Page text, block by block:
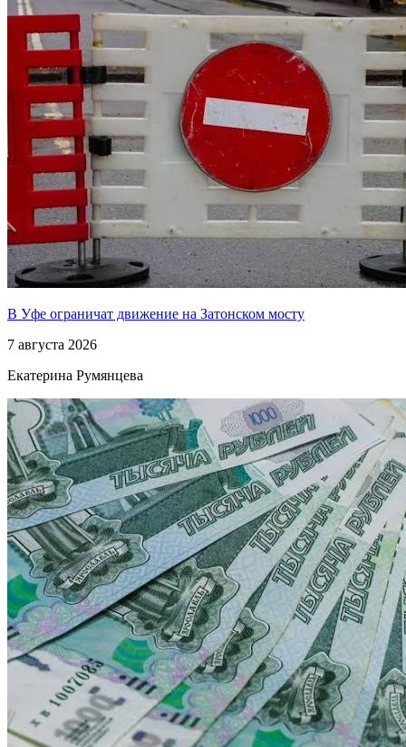
В Уфе ограничат движение на Затонском мосту
7 августа 2026
Екатерина Румянцева